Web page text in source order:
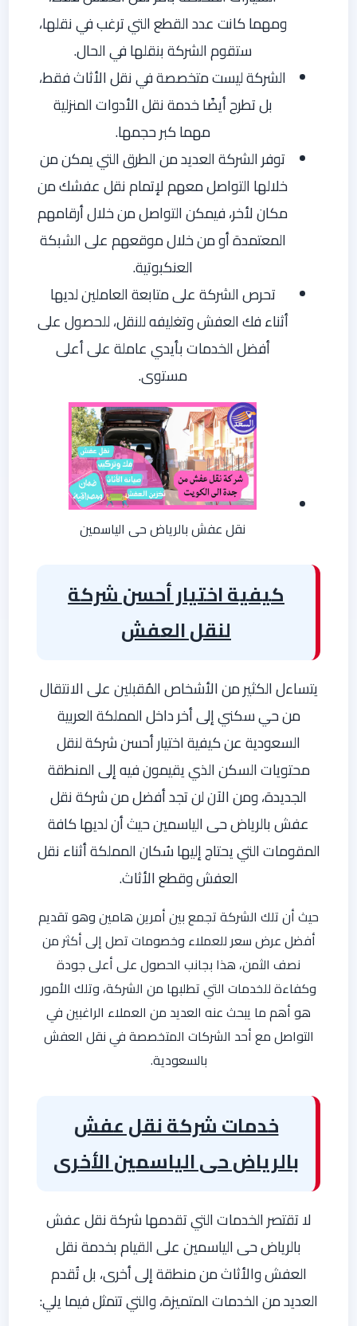
ومهما كانت عدد القطع التي ترغب في نقلها،
ستقوم الشركة بنقلها في الحال.
الشركة ليست متخصصة في نقل الأثاث فقط،
بل تطرح أيضًا خدمة نقل الأدوات المنزلية
مهما كبر حجمها.
توفر الشركة العديد من الطرق التي يمكن من
خلالها التواصل معهم لإتمام نقل عفشك من
مكان لأخر، فيمكن التواصل من خلال أرقامهم
المعتمدة أو من خلال موقعهم على الشبكة
العنكبوتية.
تحرص الشركة على متابعة العاملين لديها
أثناء فك العفش وتغليفه للنقل، للحصول على
أفضل الخدمات بأيدي عاملة على أعلى
مستوى.
نقل عفش بالرياض حى الياسمين
كيفية اختيار أحسن شركة
لنقل العفش
يتساءل الكثير من الأشخاص المُقبلين على الانتقال
من حي سكني إلى أخر داخل المملكة العربية
السعودية عن كيفية اختيار أحسن شركة لنقل
محتويات السكن الذي يقيمون فيه إلى المنطقة
الجديدة، ومن الآن لن تجد أفضل من شركة نقل
عفش بالرياض حى الياسمين حيث أن لديها كافة
المقومات التي يحتاج إليها سُكان المملكة أثناء نقل
العفش وقطع الأثاث.
حيث أن تلك الشركة تجمع بين أمرين هامين وهو تقديم
أفضل عرض سعر للعملاء وخصومات تصل إلى أكثر من
نصف الثمن، هذا بجانب الحصول على أعلى جودة
وكفاءة للخدمات التي تطلبها من الشركة، وتلك الأمور
هو أهم ما يبحث عنه العديد من العملاء الراغبين في
التواصل مع أحد الشركات المتخصصة في نقل العفش
بالسعودية.
خدمات شركة نقل عفش
بالرياض حى الياسمين الأخرى
لا تقتصر الخدمات التي تقدمها شركة نقل عفش
بالرياض حى الياسمين على القيام بخدمة نقل
العفش والأثاث من منطقة إلى أخرى، بل تُقدم
العديد من الخدمات المتميزة، والتي تتمثل فيما يلي: